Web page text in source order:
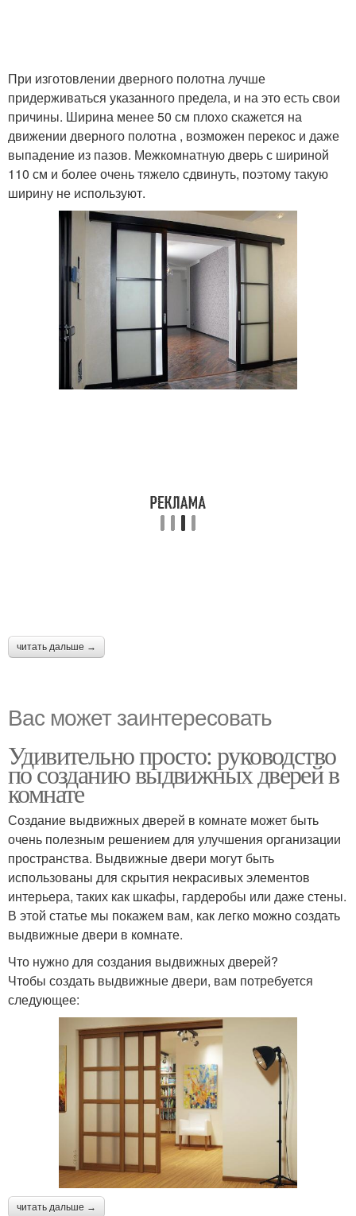
При изготовлении дверного полотна лучше
придерживаться указанного предела, и на это есть свои
причины. Ширина менее 50 см плохо скажется на
движении дверного полотна , возможен перекос и даже
выпадение из пазов. Межкомнатную дверь с шириной
110 см и более очень тяжело сдвинуть, поэтому такую
ширину не используют.
читать дальше →
Вас может заинтересовать
Удивительно просто: руководство
по созданию выдвижных дверей в
комнате
Создание выдвижных дверей в комнате может быть
очень полезным решением для улучшения организации
пространства. Выдвижные двери могут быть
использованы для скрытия некрасивых элементов
интерьера, таких как шкафы, гардеробы или даже стены.
В этой статье мы покажем вам, как легко можно создать
выдвижные двери в комнате.
Что нужно для создания выдвижных дверей?
Чтобы создать выдвижные двери, вам потребуется
следующее:
читать дальше →